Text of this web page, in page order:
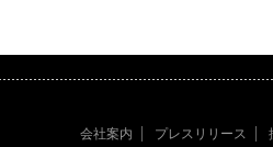
会社案内 プレスリリース